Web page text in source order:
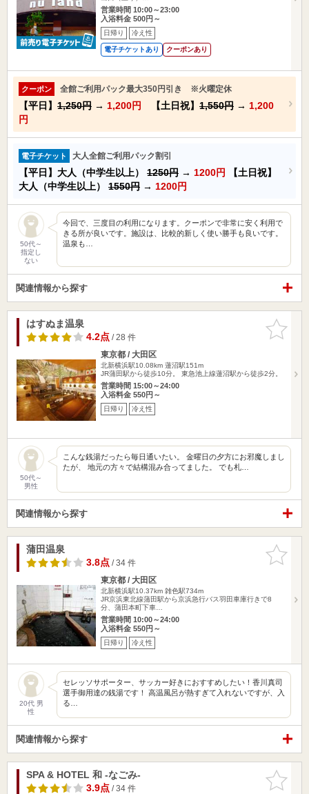
営業時間 10:00～23:00
入浴料金 500円～
日帰り 冷え性
電子チケットあり クーポンあり
クーポン 全館ご利用パック最大350円引き ※火曜定休
【平日】 1,250円 → 1,200円 【土日祝】 1,550円 → 1,200
円
電子チケット 大人全館ご利用パック割引
【平日】大人（中学生以上） 1250円 → 1200円
【土日祝】
大人（中学生以上） 1550円 → 1200円
50代～
指定し
ない
今回で、三度目の利用になります。クーポンで非常に安く利用で
きる所が良いです。施設は、比較的新しく使い勝手も良いです。
温泉も…
関連情報から探す
お気に入
りに追加
はすぬま温泉
4.2点/ 28 件
東京都 / 大田区
北新横浜駅10.08km 蓮沼駅151m
JR蒲田駅から徒歩10分。 東急池上線蓮沼駅から徒歩2分。
営業時間 15:00～24:00
入浴料金 550円～
日帰り 冷え性
50代～
男性
こんな銭湯だったら毎日通いたい。 金曜日の夕方にお邪魔しまし
たが、 地元の方々で結構混み合ってました。 でも札…
関連情報から探す
お気に入
りに追加
蒲田温泉
3.8点/ 34 件
東京都 / 大田区
北新横浜駅10.37km 雑色駅734m
JR京浜東北線蒲田駅から京浜急行バス羽田車庫行きで8
分、蒲田本町下車…
営業時間 10:00～24:00
入浴料金 550円～
日帰り 冷え性
20代 男
性
セレッソサポーター、サッカー好きにおすすめしたい！香川真司
選手御用達の銭湯です！ 高温風呂が熱すぎて入れないですが、入
る…
関連情報から探す
お気に入
りに追加
SPA & HOTEL 和 -なごみ-
3.9点/ 34 件